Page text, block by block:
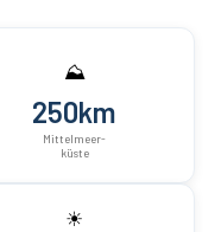
⛰
250km
Mittelmeer-
küste
☀